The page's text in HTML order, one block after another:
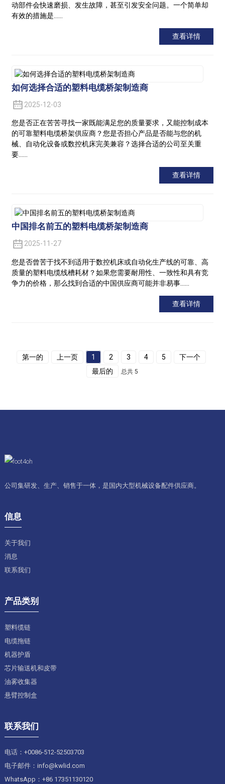
动部件会快速磨损、发生故障，甚至引发安全问题。一个简单却
有效的措施是……
查看详情
如何选择合适的塑料电缆桥架制造商
2025-12-03
您是否正在苦苦寻找一家既能满足您的质量要求，又能控制成本
的可靠塑料电缆桥架供应商？您是否担心产品是否能与您的机
械、自动化设备或数控机床完美兼容？选择合适的公司至关重
要……
查看详情
中国排名前五的塑料电缆桥架制造商
2025-11-27
您是否曾苦于找不到适用于数控机床或自动化生产线的可靠、高
质量的塑料电缆线槽耗材？如果您需要耐用性、一致性和具有竞
争力的价格，那么找到合适的中国供应商可能并非易事……
查看详情
第一的 上一页 1 2 3 4 5
下一个
最后的
总共 5
公司集研发、生产、销售于一体，是国内大型机械设备配件供应商。
信息
关于我们
消息
联系我们
产品类别
塑料缆链
电缆拖链
机器护盾
芯片输送机和皮带
油雾收集器
悬臂控制盒
联系我们
电话：+0086-512-52503703
电子邮件：info@kwlid.com
WhatsApp：+86 17351130120